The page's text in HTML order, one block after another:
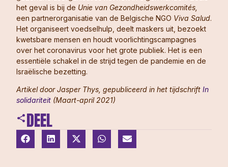
het geval is bij de Unie van Gezondheidswerkcomités,
een partnerorganisatie van de Belgische NGO Viva Salud.
Het organiseert voedselhulp, deelt maskers uit, bezoekt
kwetsbare mensen en houdt voorlichtingscampagnes
over het coronavirus voor het grote publiek. Het is een
essentiële schakel in de strijd tegen de pandemie en de
Israëlische bezetting.
Artikel door Jasper Thys, gepubliceerd in het tijdschrift In
solidariteit (Maart-april 2021)
DEEL